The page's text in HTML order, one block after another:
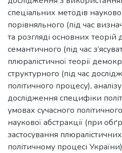
спеціальних методів
порівняльного (під час
та розгляді основних теорій
семантичного (під час
плюралістичної теорії
структурного (під час
політичного процесу),
дослідження специфіки
умовах сучасного
наукової абстракції (при
застосування
політичному процесі